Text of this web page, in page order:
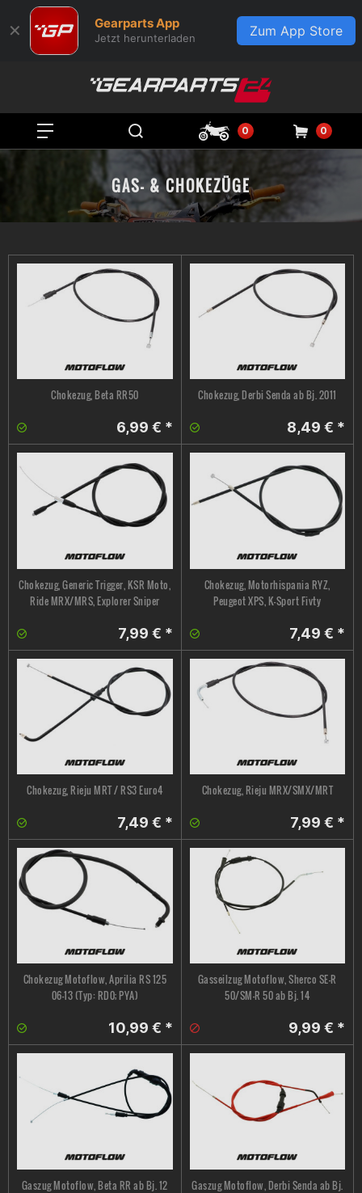
✕ Gearparts App
Jetzt herunterladen Zum App Store
0 0
GAS- & CHOKEZÜGE
Chokezug, Beta RR50
6,99 € *
Chokezug, Derbi Senda ab Bj. 2011
8,49 € *
Chokezug, Generic Trigger, KSR Moto,
Ride MRX/MRS, Explorer Sniper
7,99 € *
Chokezug, Motorhispania RYZ,
Peugeot XPS, K-Sport Fivty
7,49 € *
Chokezug, Rieju MRT / RS3 Euro4
7,49 € *
Chokezug, Rieju MRX/SMX/MRT
7,99 € *
Chokezug Motoflow, Aprilia RS 125
06-13 (Typ: RD0; PYA)
10,99 € *
Gasseilzug Motoflow, Sherco SE-R
50/SM-R 50 ab Bj. 14
9,99 € *
Gaszug Motoflow, Beta RR ab Bj. 12
Gaszug Motoflow, Derbi Senda ab Bj.